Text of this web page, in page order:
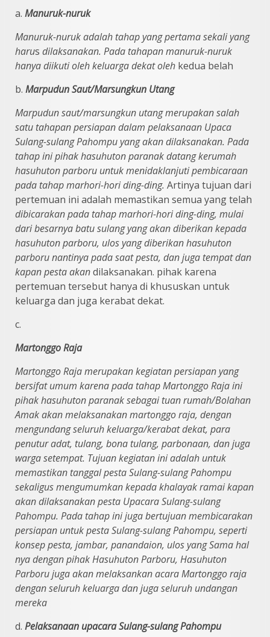
a. Manuruk-nuruk
Manuruk-nuruk adalah tahap yang pertama sekali yang
harus dilaksanakan. Pada tahapan manuruk-nuruk
hanya diikuti oleh keluarga dekat oleh kedua belah
b. Marpudun Saut/Marsungkun Utang
Marpudun saut/marsungkun utang merupakan salah
satu tahapanpersiapan dalam pelaksanaan Upaca
Sulang-sulang Pahompu yang akandilaksanakan. Pada
tahap ini pihak hasuhuton paranak datang kerumah
hasuhutonparboru untuk menidaklanjuti pembicaraan
pada tahap marhori-hori ding-ding. Artinya tujuan dari
pertemuan ini adalah memastikan semua yang telah
dibicarakan pada tahap marhori-hori ding-ding, mulai
dari besarnya batu sulangyang akan diberikan kepada
hasuhuton parboru, ulos yang diberikan hasuhuton
parboru nantinya pada saat pesta, dan juga tempat dan
kapan pesta akandilaksanakan. pihak karena
pertemuan tersebut hanya di khususkan untuk
keluarga dan juga kerabat dekat.
c.
Martonggo Raja
Martonggo Raja merupakan kegiatan persiapan yang
bersifat umum karena pada tahap Martonggo Raja ini
pihak hasuhuton paranak sebagai tuanrumah/Bolahan
Amak akan melaksanakan martonggo raja, dengan
mengundangseluruh keluarga/kerabat dekat, para
penutur adat, tulang, bona tulang, parbonaan, dan juga
warga setempat. Tujuan kegiatan ini adalah untuk
memastikan tanggal pesta Sulang-sulang Pahompu
sekaligus mengumumkankepada khalayak ramai kapan
akan dilaksanakan pesta Upacara Sulang-sulang
Pahompu. Pada tahap ini juga bertujuan membicarakan
persiapan untuk pesta Sulang-sulang Pahompu, seperti
konsep pesta, jambar, panandaion, ulos yangSama hal
nya dengan pihak Hasuhuton Parboru, Hasuhuton
Parboru jugaakan melaksankan acara Martonggo raja
dengan seluruh keluarga dan jugaseluruh undangan
mereka
d. Pelaksanaan upacara Sulang-sulang Pahompu